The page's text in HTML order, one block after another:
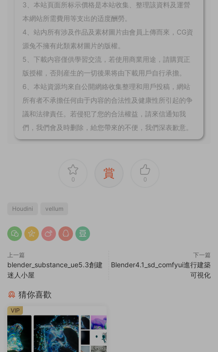
3、本站頁面所标示價格是本站收集、整理該資料及運營
本網站所需費用等支出的适度酬勞。
4、站内所有涉及作品及素材圖片由會員上傳而來，CG資
源兔不擁有此類素材圖片的版權。
5、下載内容僅供學習交流，若使用商業用途，請購買正
版授權，否則産生的一切後果将由下載用戶自行承擔。
6、本站資源均來自公開網絡收集整理和用戶投稿，網站
所有者不承擔任何由于内容的合法性及健康性所引起的争
議和法律責任。若侵犯了您的合法權益，請來信通知我
們，我們會及時删除，給您帶來的不便，我們深表歉意。
0 賞 0
Houdini vellum
上一篇
blender_substance_ue5.3創建
迷人小屋
下一篇
Blender4.1_sd_comfyui進行建築
可視化
猜你喜歡
VIP